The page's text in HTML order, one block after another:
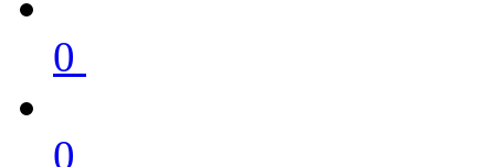
0
0